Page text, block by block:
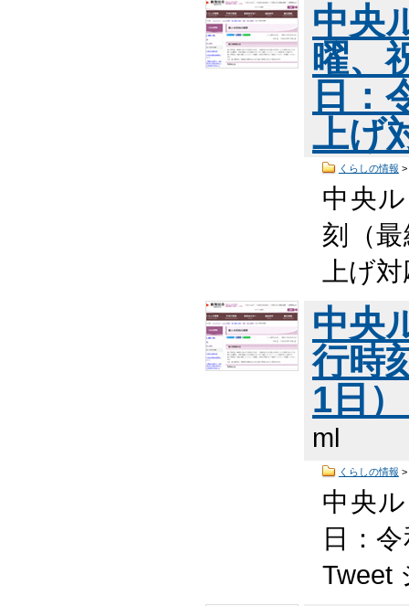
中央
曜、
日：
上げ
くらしの情報 >
中央
刻（
上げ
中央
行時
1日
ml
くらしの情報 >
中央
日：